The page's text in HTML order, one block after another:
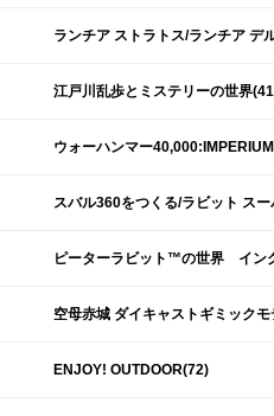
ランチア ストラトス/ランチア デ
江戸川乱歩とミステリーの世界
ウォーハンマー
スバル360をつくる/ラビット ス
ピーターラビット™の世界 イン
空母赤城 ダイキャストギミック
ENJOY! OUTDOOR(72)